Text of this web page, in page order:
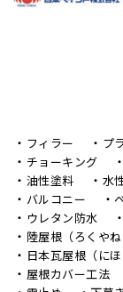
フィラー プ
チョーキング
油性塗料
水
バルコニー
ウレタン防水
陸屋根（ろくやね
日本瓦屋根（にほ
屋根カバー工法